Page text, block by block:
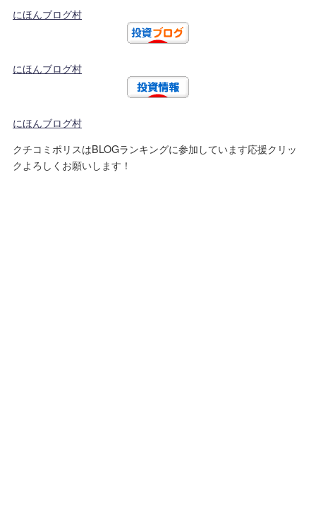
にほんブログ村
にほんブログ村
にほんブログ村
クチコミポリスはBLOGランキングに参加しています応援クリッ
クよろしくお願いします！